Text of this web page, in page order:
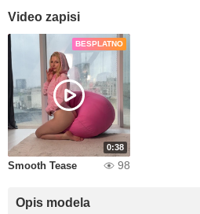
Video zapisi
BESPLATNO
0:38
Smooth Tease 98
Opis modela